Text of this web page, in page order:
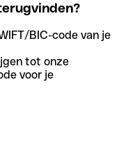
BIC-code van je
tot onze
voor je